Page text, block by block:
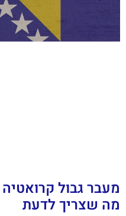
מעבר גבול קרואטיה
מה שצריך לדעת